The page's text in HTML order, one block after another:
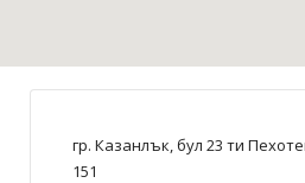
гр. Казанлък, бул 23 ти
151